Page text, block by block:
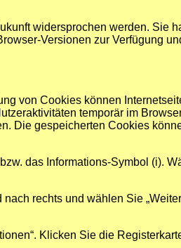
widersprochen werden. Sie
Versionen zur Verfügung
von Cookies können
temporär im
Die gespeicherten Cookies
das Informations-Symbol (i).
rechts und wählen Sie
Klicken Sie die